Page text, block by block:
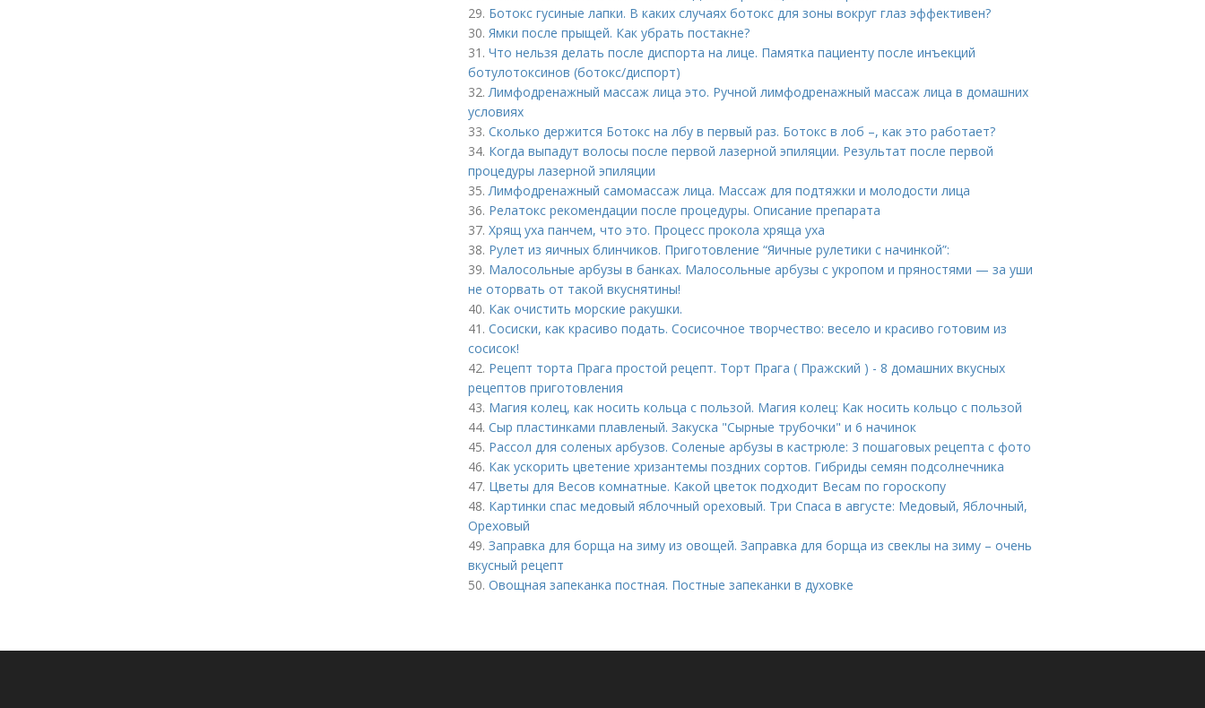
29. Ботокс гусиные лапки. В каких случаях ботокс для зоны вокруг глаз эффективен?
30. Ямки после прыщей. Как убрать постакне?
31. Что нельзя делать после диспорта на лице. Памятка пациенту после инъекций
ботулотоксинов (ботокс/диспорт)
32.Лимфодренажный массаж лица это. Ручной лимфодренажный массаж лица в домашних
условиях
33. Сколько держится Ботокс на лбу в первый раз. Ботокс в лоб –, как это работает?
34. Когда выпадут волосы после первой лазерной эпиляции. Результат после первой
процедуры лазерной эпиляции
35.Лимфодренажный самомассаж лица. Массаж для подтяжки и молодости лица
36. Релатокс рекомендации после процедуры. Описание препарата
37. Хрящ уха панчем, что это. Процесс прокола хряща уха
38. Рулет из яичных блинчиков. Приготовление “Яичные рулетики с начинкой”:
39. Малосольные арбузы в банках. Малосольные арбузы с укропом и пряностями — за уши
не оторвать от такой вкуснятины!
40. Как очистить морские ракушки.
41. Сосиски, как красиво подать. Сосисочное творчество: весело и красиво готовим из
сосисок!
42. Рецепт торта Прага простой рецепт. Торт Прага ( Пражский ) - 8 домашних вкусных
рецептов приготовления
43. Магия колец, как носить кольца с пользой. Магия колец: Как носить кольцо с пользой
44. Сыр пластинками плавленый. Закуска "Сырные трубочки" и 6 начинок
45. Рассол для соленых арбузов. Соленые арбузы в кастрюле: 3 пошаговых рецепта с фото
46. Как ускорить цветение хризантемы поздних сортов. Гибриды семян подсолнечника
47. Цветы для Весов комнатные. Какой цветок подходит Весам по гороскопу
48. Картинки спас медовый яблочный ореховый. Три Спаса в августе: Медовый, Яблочный,
Ореховый
49. Заправка для борща на зиму из овощей. Заправка для борща из свеклы на зиму – очень
вкусный рецепт
50. Овощная запеканка постная. Постные запеканки в духовке